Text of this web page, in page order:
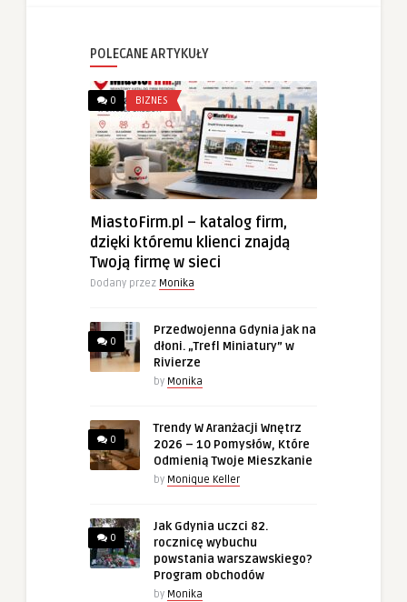
POLECANE ARTYKUŁY
0 BIZNES
MiastoFirm.pl – katalog firm,
dzięki któremu klienci znajdą
Twoją firmę w sieci
Dodany przez Monika
0
Przedwojenna Gdynia jak na
dłoni. „Trefl Miniatury” w
Rivierze
by Monika
0
Trendy W Aranżacji Wnętrz
2026 – 10 Pomysłów, Które
Odmienią Twoje Mieszkanie
by Monique Keller
0
Jak Gdynia uczci 82.
rocznicę wybuchu
powstania warszawskiego?
Program obchodów
by Monika